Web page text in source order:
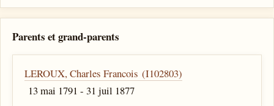
Parents et grand-parents
LEROUX, Charles Francois (I102803)
13 mai 1791 - 31 juil 1877